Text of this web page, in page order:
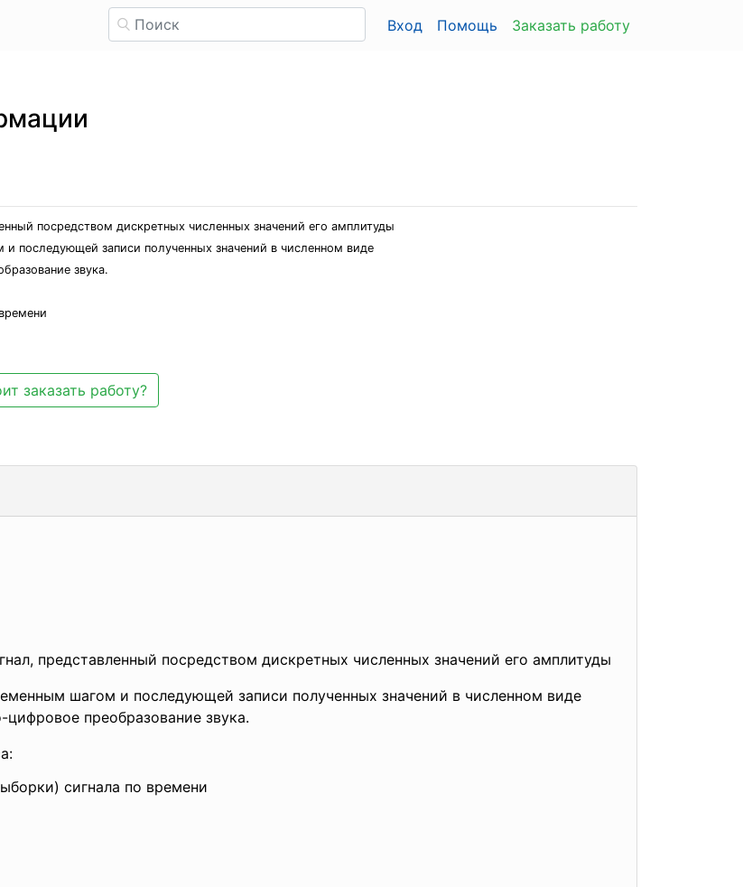
Вход Помощь Заказать работу
посредством дискретных численных значений его амплитуды
последующей записи полученных значений в численном виде
звука.
заказать работу?
представленный посредством дискретных численных значений его амплитуды
шагом и последующей записи полученных значений в численном виде
преобразование звука.
сигнала по времени